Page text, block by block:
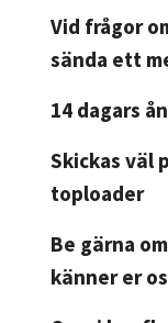
Vid frågor
sända ett
14 dagars
Skickas väl
toploader
Be gärna
känner er